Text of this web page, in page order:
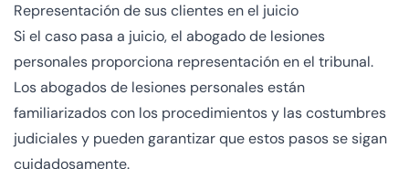
Representación de sus clientes en el juicio
Si el caso pasa a juicio, el abogado de lesiones
personales proporciona representación en el tribunal.
Los abogados de lesiones personales están
familiarizados con los procedimientos y las costumbres
judiciales y pueden garantizar que estos pasos se sigan
cuidadosamente.